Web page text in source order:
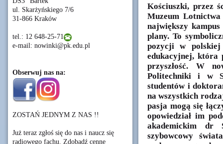
ul. Skarżyńskiego 7/6
31-866 Kraków
tel.: 12 648-25-71
e-mail: nowinki@pk.edu.pl
Obserwuj nas na:
ZOSTAŃ JEDNYM Z NAS !!
Już teraz zgłoś się do nas i naucz się
radiowego fachu. Zdobądź cenne
Kościuszki, przez
Muzeum
największy
plany. To
pozycji w
edukacyjnej, która
przyszłość. W
Politechniki i w
studentów i
na wszystkich
pasja mogą się
opowiedział im
akademickim dr
szybowcowy